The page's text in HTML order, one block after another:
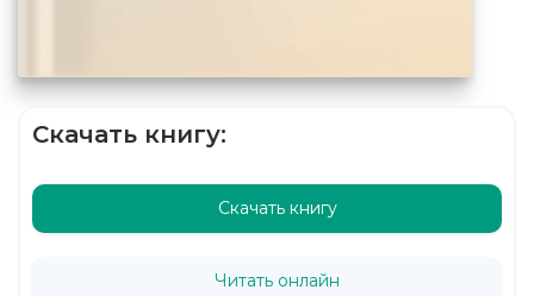
Скачать книгу:
Скачать книгу
Читать онлайн